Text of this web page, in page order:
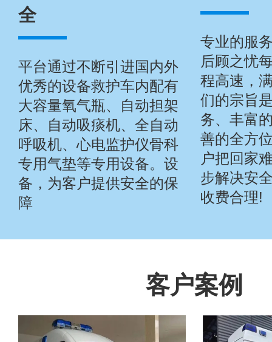
全
平台通过不断引进国内外
优秀的设备救护车内配有
大容量氧气瓶、自动担架
床、自动吸痰机、全自动
呼吸机、心电监护仪骨科
专用气垫等专用设备。设
备，为客户提供安全的保
障
专业的服
后顾之忧
程高速，
们的宗旨
务、丰富
善的全方
户把回家
步解决安
收费合理!
客户案例